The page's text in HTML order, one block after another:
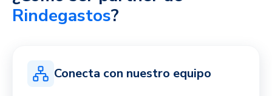
Rindegastos?
Conecta con nuestro equipo